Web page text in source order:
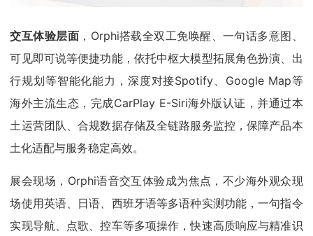
交互体验层面 ，Orphi搭载全双工免唤醒、一句话多意图、
可见即可说等便捷功能，依托中枢大模型拓展角色扮演、出
行规划等智能化能力，深度对接Spotify、Google Map等
海外主流生态，完成CarPlay E-Siri海外版认证，并通过本
土运营团队、合规数据存储及全链路服务监控，保障产品本
土化适配与服务稳定高效。
展会现场，Orphi语音交互体验成为焦点，不少海外观众现
场使用英语、日语、西班牙语等多语种实测功能，一句指令
实现导航、点歌、控车等多项操作，快速高质响应与精准识